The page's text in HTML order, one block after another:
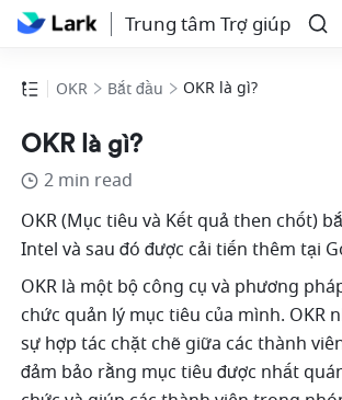
Trung tâm Trợ giúp
OKR Bắt đầu OKR là gì?
OKR là gì?
2 min read
OKR (Mục tiêu và Kết quả then chốt)
Intel và sau đó được cải tiến thêm tại
OKR là một bộ công cụ và phương
chức quản lý mục tiêu của mình. OKR
sự hợp tác chặt chẽ giữa các thành
đảm bảo rằng mục tiêu được nhất